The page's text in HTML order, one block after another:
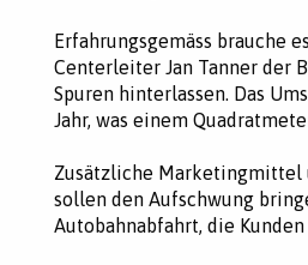
Erfahrungsgemäss brauche
Centerleiter Jan Tanner der
Spuren hinterlassen. Das
Jahr, was einem
Zusätzliche Marketingmittel
sollen den Aufschwung
Autobahnabfahrt, die